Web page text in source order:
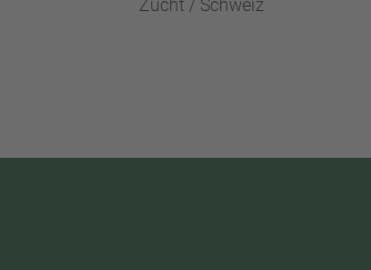
Zucht / Schweiz